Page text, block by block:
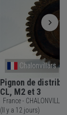
Chalonvillars
Pignon de
CL, M2 et 3
France - CHALONVILLARS / Publiée le 2026-
(Il y a 12 jours)